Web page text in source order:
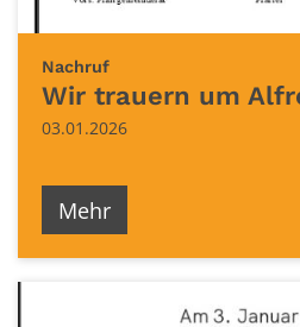
Nachruf:
Wir trauern um
03.01.2026
Mehr